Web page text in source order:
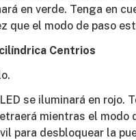
en verde. Tenga en
que el modo de paso
Centrios
se iluminará en rojo.
mientras el modo
para desbloquear la